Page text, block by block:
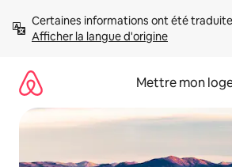
directement
Afficher la langue d'origine
Mettre mon